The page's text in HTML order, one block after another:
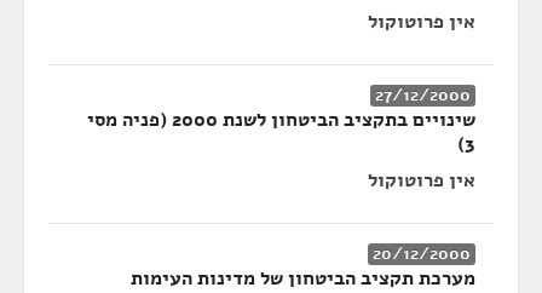
אין פרוטוקול
27/12/2000
שינויים בתקציב הביטחון לשנת 2000 (פניה מסי
3)
אין פרוטוקול
20/12/2000
מערכת תקציב הביטחון של מדינות העימות